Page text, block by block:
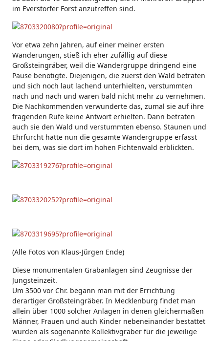
im Everstorfer Forst anzutreffen sind.
Vor etwa zehn Jahren, auf einer meiner ersten
Wanderungen, stieß ich eher zufällig auf diese
Großsteingräber, weil die Wandergruppe dringend eine
Pause benötigte. Diejenigen, die zuerst den Wald betraten
und sich noch laut lachend unterhielten, verstummten
nach und nach und waren bald nicht mehr zu vernehmen.
Die Nachkommenden verwunderte das, zumal sie auf ihre
fragenden Rufe keine Antwort erhielten. Dann betraten
auch sie den Wald und verstummten ebenso. Staunen und
Ehrfurcht hatte nun die gesamte Wandergruppe erfasst
bei dem, was sie dort im hohen Fichtenwald erblickten.
(Alle Fotos von Klaus-Jürgen Ende)
Diese monumentalen Grabanlagen sind Zeugnisse der
Jungsteinzeit.
Um 3500 vor Chr. begann man mit der Errichtung
derartiger Großsteingräber. In Mecklenburg findet man
allein über 1000 solcher Anlagen in denen gleichermaßen
Männer, Frauen und auch Kinder nebeneinander bestattet
wurden als sogenannte Kollektivgräber für die jeweilige